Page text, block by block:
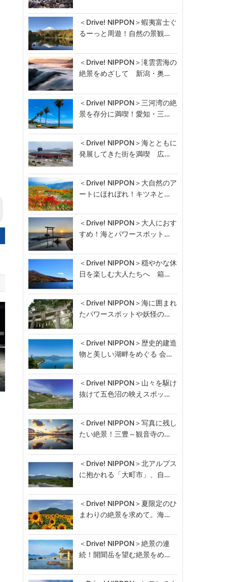
＜Drive! NIPPON＞蝦夷富士ぐ
るーっと周遊！自然の景観…
＜Drive! NIPPON＞滝雲雲海の
絶景をめざして 新潟・奥…
＜Drive! NIPPON＞三河湾の絶
景を存分に満喫！愛知・三…
＜Drive! NIPPON＞海とともに
発展してきた街を満喫 広…
＜Drive! NIPPON＞大自然のア
ートにほれぼれ！キツネと…
＜Drive! NIPPON＞大人におす
すめ！海とパワースポット…
＜Drive! NIPPON＞穏やかな休
日を楽しむ大人たちへ 箱…
＜Drive! NIPPON＞海に囲まれ
たパワースポットや妖怪の…
＜Drive! NIPPON＞歴史的建造
物と美しい湖畔をめぐる 会…
＜Drive! NIPPON＞山々を駆け
抜けて五色沼の映えスポッ…
＜Drive! NIPPON＞写真に残し
たい絶景！三豊～観音寺の…
＜Drive! NIPPON＞北アルプス
に抱かれる「大町市」、自…
＜Drive! NIPPON＞夏限定のひ
まわりの絶景を求めて。海…
＜Drive! NIPPON＞絶景の連
続！開聞岳を望む絶景をめ…